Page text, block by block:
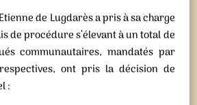
de Lugdarès a pris à sa charge
de procédure s’élevant à un total de
communautaires, mandatés par
ont pris la décision de
: